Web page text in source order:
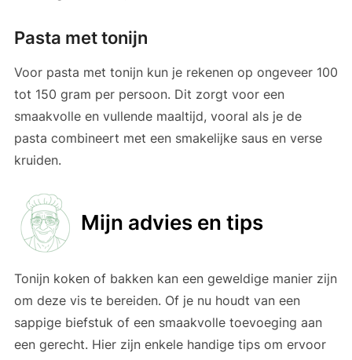
Pasta met tonijn
Voor pasta met tonijn kun je rekenen op ongeveer 100
tot 150 gram per persoon. Dit zorgt voor een
smaakvolle en vullende maaltijd, vooral als je de
pasta combineert met een smakelijke saus en verse
kruiden.
Mijn advies en tips
Tonijn koken of bakken kan een geweldige manier zijn
om deze vis te bereiden. Of je nu houdt van een
sappige biefstuk of een smaakvolle toevoeging aan
een gerecht. Hier zijn enkele handige tips om ervoor